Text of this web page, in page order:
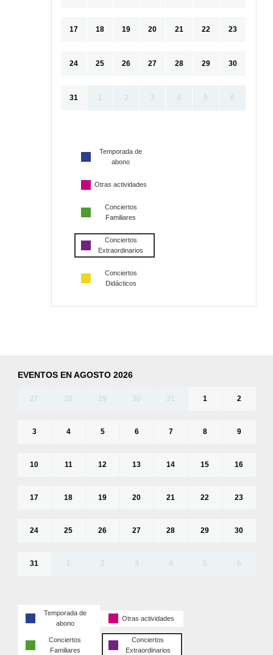
17 18 19 20 21 22 23
24 25 26 27 28 29 30
31 1 2 3 4 5 6
Temporada de
abono
Otras actividades
Conciertos
Familiares
Conciertos
Extraordinarios
Conciertos
Didácticos
EVENTOS EN AGOSTO 2026
27 28 29 30 31 1 2
3 4 5 6 7 8 9
10 11 12 13 14 15 16
17 18 19 20 21 22 23
24 25 26 27 28 29 30
31 1 2 3 4 5 6
Temporada de
abono
Otras actividades
Conciertos
Familiares
Conciertos
Extraordinarios